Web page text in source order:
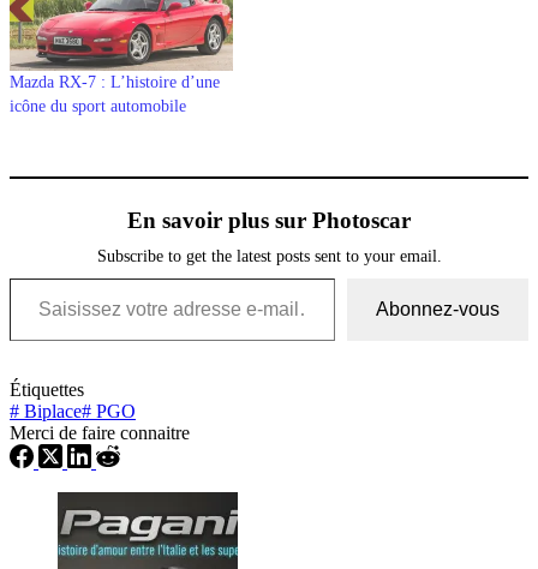
Mazda RX-7 : L’histoire d’une
icône du sport automobile
En savoir plus sur Photoscar
Subscribe to get the latest posts sent to your email.
Saisissez votre adresse e-mail…
Abonnez-vous
Étiquettes
# Biplace# PGO
Merci de faire connaitre